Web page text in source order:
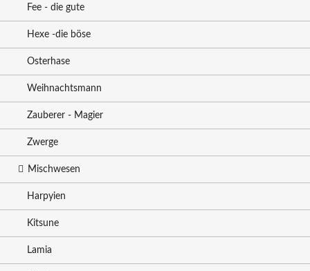
Fee - die gute
Hexe -die böse
Osterhase
Weihnachtsmann
Zauberer - Magier
Zwerge
Mischwesen
Harpyien
Kitsune
Lamia